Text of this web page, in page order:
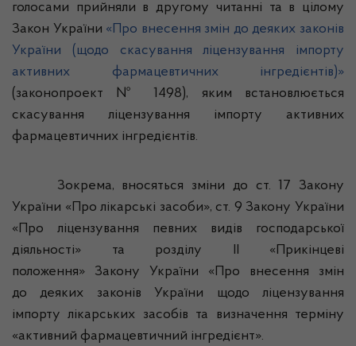
голосами прийняли в другому читанні та в цілому
Закон України «Про внесення змін до деяких законів
України ( щодо скасування ліцензування
імпорту
активних
фармацевтичних інгредієнтів)»
(законопроект № 1498), яким
встановлюється
скасування
ліцензування імпорту
активних
фармацевтичних інгредієнтів.
Зокрема, вносяться зміни до ст. 17 Закону
України «Пролікарські засоби», ст. 9 Закону України
«Про ліцензування певних видів
господарської
діяльності» та розділу ІІ «Прикінцеві
положення» Закону України «Про внесення
змін
додеяких законів України щодо
ліцензування
імпорту лікарських засобів та визначення
терміну
«активний фармацевтичний інгредієнт».